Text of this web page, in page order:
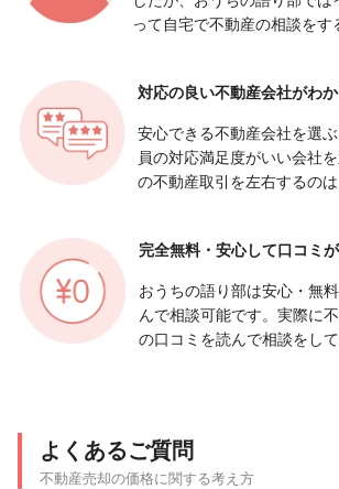
って自宅で不動産の相談をす
対応の良い不動産会社がわか
安心できる不動産会社を選
員の対応満足度がいい会社
の不動産取引を左右するのは
完全無料・安心して口コミ
おうちの語り部は安心・無
んで相談可能です。実際に
の口コミを読んで相談をして
よくあるご質問
不動産売却の価格に関する考え方